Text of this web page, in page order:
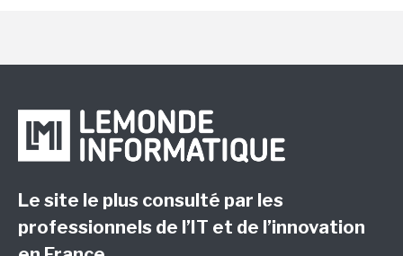
Le site le plus consulté par les
professionnels de l’IT et de l’innovation